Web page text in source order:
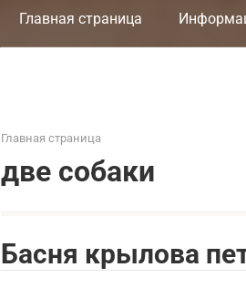
Главная страница
Главная страница
две собаки
Басня крылова